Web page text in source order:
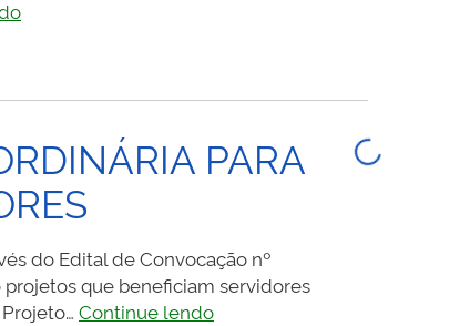
VEREADORES
DA
LEI
QUE
CRIOU
EMENDAS
IMPOSITIVAS
PARA
do Edital de Convocação nº
que beneficiam servidores
Continue lendoVEREADORES